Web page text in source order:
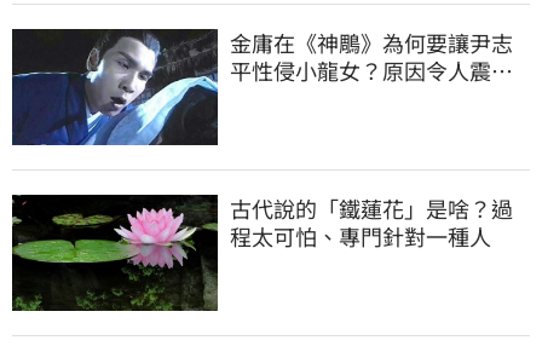
金庸在《神鵰》為何要讓尹志
平性侵小龍女？原因令人震驚 |
古代說的「鐵蓮花」是啥？過
程太可怕、專門針對一種人